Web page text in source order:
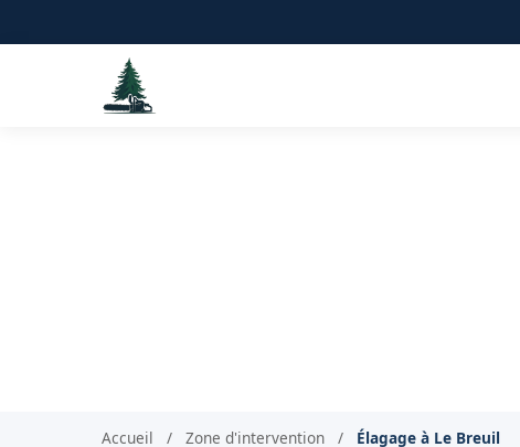
Accueil / Zone d'intervention / Élagage à Le Breuil